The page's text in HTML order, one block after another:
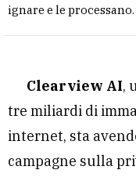
ignare e le processano.
Clearview AI,
tre miliardi di
internet, sta
campagne sulla